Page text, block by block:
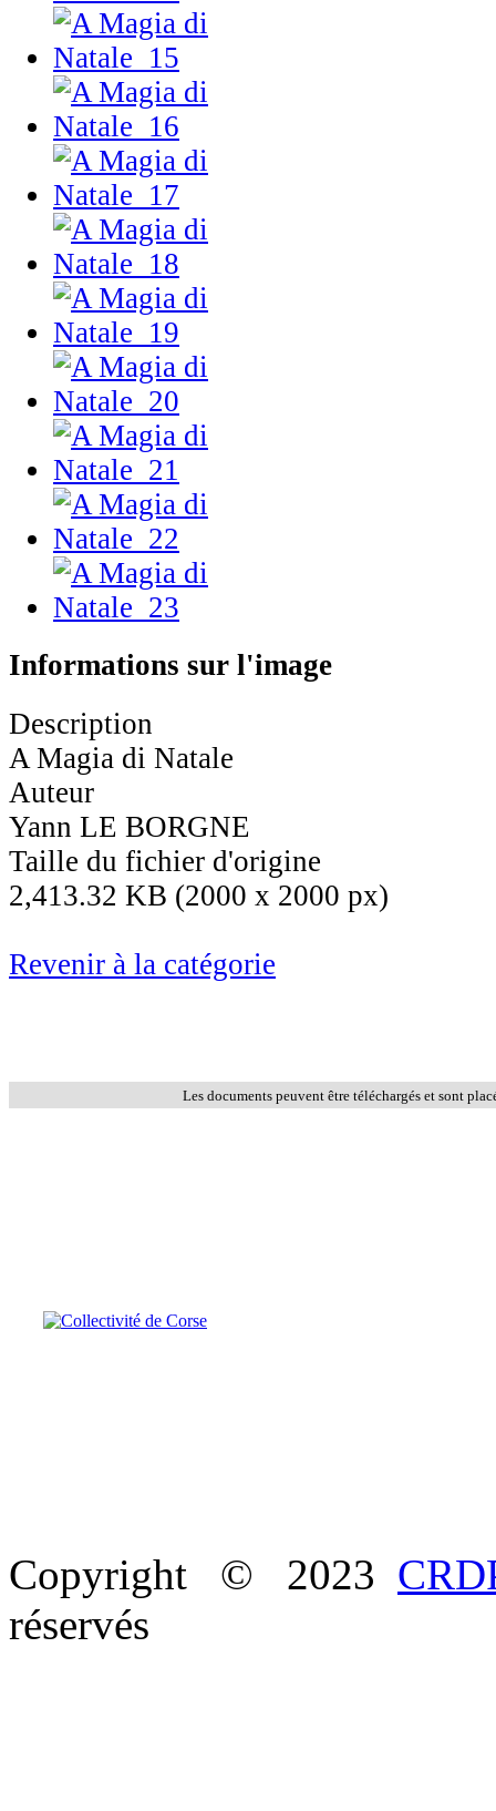
Informations sur l'image
Description
A Magia di Natale
Auteur
Yann LE BORGNE
Taille du fichier d'origine
2,413.32 KB (2000 x 2000 px)
Revenir à la catégorie
Les documents peuvent être téléchargés et sont
Copyright © 2023
réservés